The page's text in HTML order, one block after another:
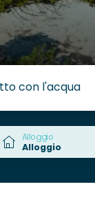
con l'acqua
Alloggio